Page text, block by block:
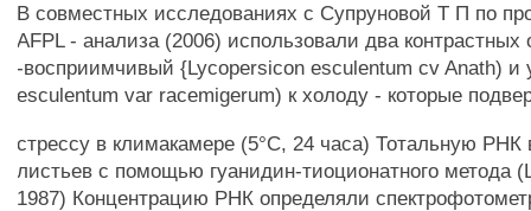
В совместных исследованиях с Супруновой Т П по
AFPL - анализа (2006) использовали два контрастных
-восприимчивый {Lycopersicon esculentum cv Anath) и
esculentum var racemigerum) к холоду - которые
стрессу в климакамере (5°С, 24 часа) Тотальную
листьев с помощью гуанидин-тиоционатного метода
1987) Концентрацию РНК определяли